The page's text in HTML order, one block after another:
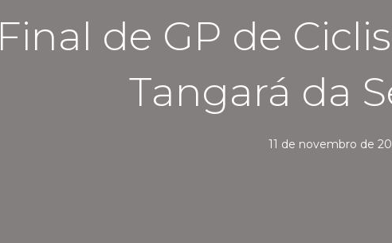
Final de GP de
Tangará da
11 de novembro de